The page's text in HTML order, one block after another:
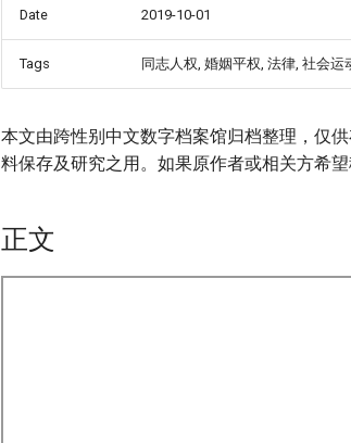
Date 2019-10-01
Tags 同志人权, 婚姻平权, 法律, 社会
本文由跨性别中文数字档案馆归档整理，仅
料保存及研究之用。如果原作者或相关方希
正文